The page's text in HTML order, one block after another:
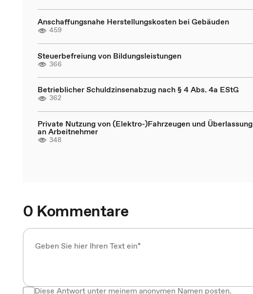
Anschaffungsnahe Herstellungskosten bei Gebäuden
459
Steuerbefreiung von Bildungsleistungen
366
Betrieblicher Schuldzinsenabzug nach § 4 Abs. 4a EStG
362
Private Nutzung von (Elektro-)Fahrzeugen und Überlassung
an Arbeitnehmer
348
0 Kommentare
Diese Antwort unter meinem anonymen Namen posten.